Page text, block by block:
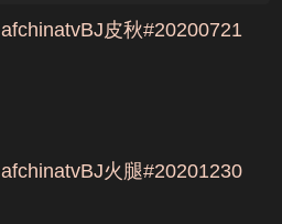
afchinatvBJ皮秋#20200721
afchinatvBJ火腿#20201230